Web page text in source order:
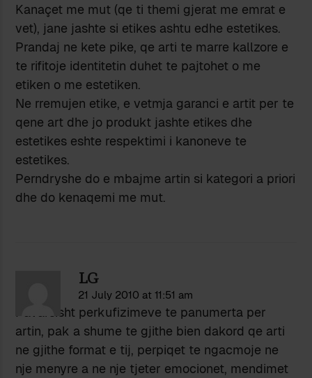
Kanaçet me mut (qe ti themi gjerat me emrat e
vet), jane jashte si etikes ashtu edhe estetikes.
Prandaj ne kete pike, qe arti te marre kallzore e
te rifitoje identitetin duhet te pajtohet o me
etiken o me estetiken.
Ne rremujen etike, e vetmja garanci e artit per te
qene art dhe jo produkt jashte etikes dhe
estetikes eshte respektimi i kanoneve te
estetikes.
Perndryshe do e mbajme artin si kategori a priori
dhe do kenaqemi me mut.
LG
21 July 2010 at 11:51 am
Pavarsisht perkufizimeve te panumerta per
artin, pak a shume te gjithe bien dakord qe arti
ne gjithe format e tij, perpiqet te ngacmoje ne
nje menyre a ne nje tjeter emocionet, mendimet